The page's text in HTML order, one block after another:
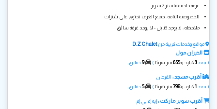
غرفه خادمه ماستر 2 سرير
للخصوصيه التامه : جميع الغرف تحتوي على شترات
ملاحظه : لا يوجد كنابل - لا يوجد غرفة سائق
مواقع وخدمات قريبة منD.Z Chalet
الخيران مول
( يبعد3كيلو - و655متر تقريبًا )
9 دقايق
أقرب مسجد : الفرحان
( يبعد 1كيلو - و798متر تقريبًا )
5 دقايق
أقرب سوبر ماركت :إيه إم بي إم